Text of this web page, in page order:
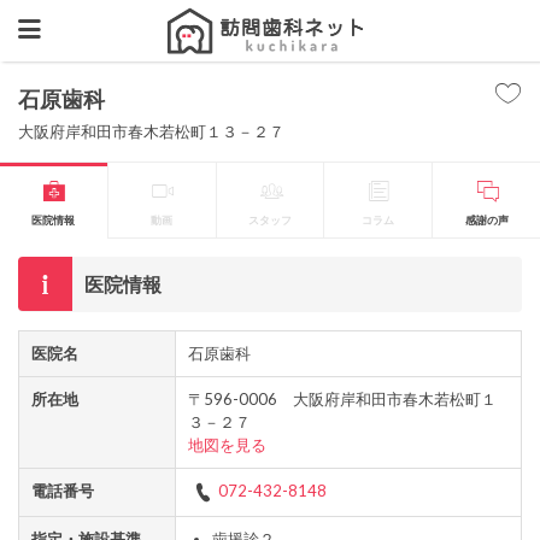
石原歯科
大阪府岸和田市春木若松町１３－２７
医院情報 動画 スタッフ コラム 感謝の声
医院情報
医院名 石原歯科
所在地
〒596-0006 大阪府岸和田市春木若松町１
３－２７
地図を見る
電話番号 072-432-8148